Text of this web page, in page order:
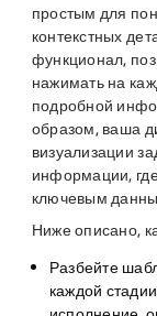
простым для
контекстных
функционал,
нажимать на
подробной
образом, ваша
визуализации
информации,
ключевым
Ниже описано,
Разбейте
каждой стадии